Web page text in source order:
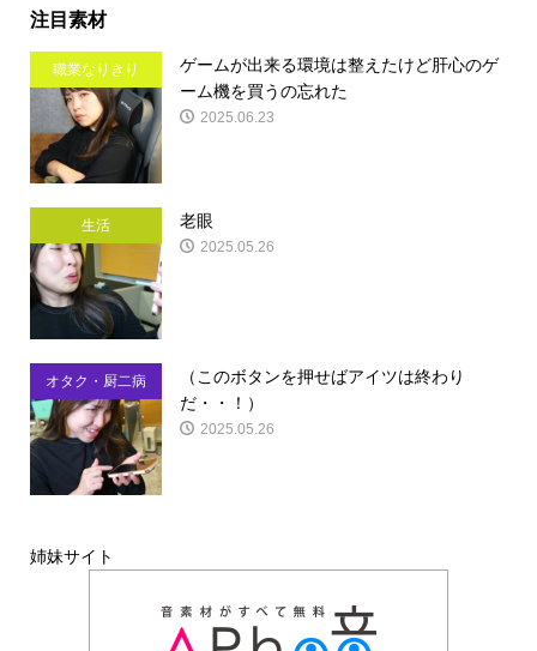
注目素材
職業なりきり
ゲームが出来る環境は整えたけど肝心のゲ
ーム機を買うの忘れた
2025.06.23
生活 老眼
2025.05.26
オタク・厨二病
（このボタンを押せばアイツは終わり
だ・・！）
2025.05.26
姉妹サイト